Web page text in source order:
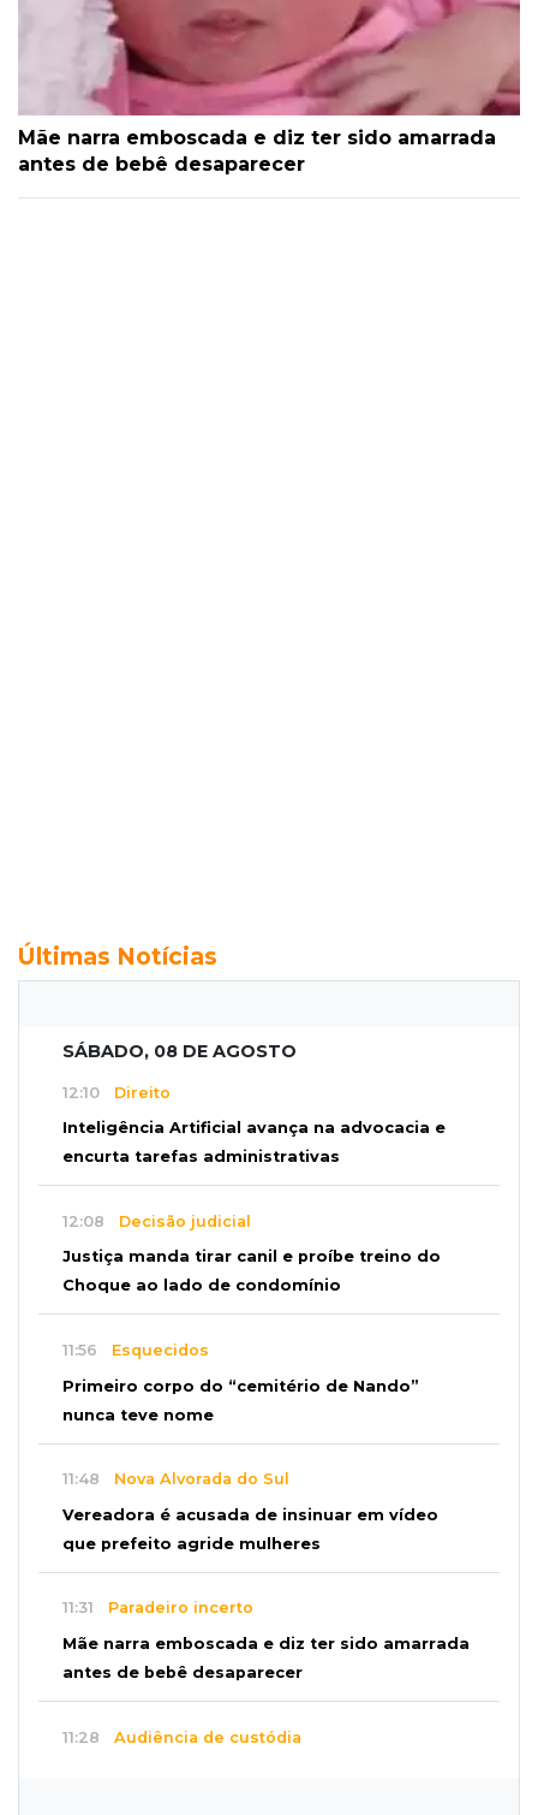
Mãe narra emboscada e diz ter sido amarrada
antes de bebê desaparecer
Últimas Notícias
SÁBADO, 08 DE AGOSTO
12:10 Direito
Inteligência Artificial avança na advocacia e
encurta tarefas administrativas
12:08 Decisão judicial
Justiça manda tirar canil e proíbe treino do
Choque ao lado de condomínio
11:56 Esquecidos
Primeiro corpo do “cemitério de Nando”
nunca teve nome
11:48 Nova Alvorada do Sul
Vereadora é acusada de insinuar em vídeo
que prefeito agride mulheres
11:31 Paradeiro incerto
Mãe narra emboscada e diz ter sido amarrada
antes de bebê desaparecer
11:28 Audiência de custódia